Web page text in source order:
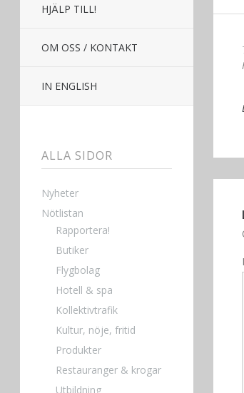
HJÄLP TILL!
OM OSS / KONTAKT
IN ENGLISH
ALLA SIDOR
Nyheter
Nötlistan
Rapportera!
Butiker
Flygbolag
Hotell & spa
Kollektivtrafik
Kultur, nöje, fritid
Produkter
Restauranger & krogar
Utbildning